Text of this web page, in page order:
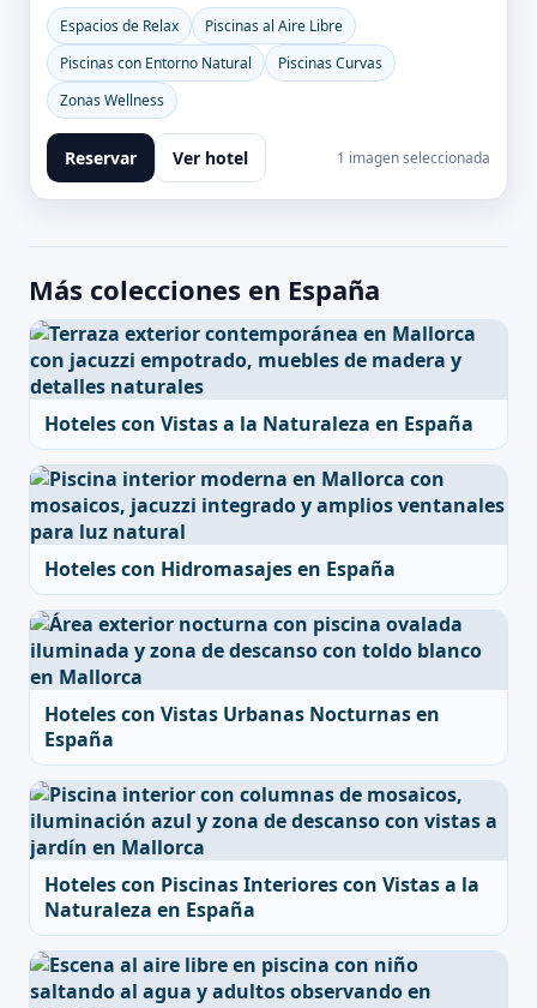
Espacios de Relax
Piscinas al Aire Libre
Piscinas con Entorno Natural
Piscinas Curvas
Zonas Wellness
Reservar Ver hotel 1 imagen seleccionada
Más colecciones en España
Hoteles con Vistas a la Naturaleza en España
Hoteles con Hidromasajes en España
Hoteles con Vistas Urbanas Nocturnas en
España
Hoteles con Piscinas Interiores con Vistas a la
Naturaleza en España